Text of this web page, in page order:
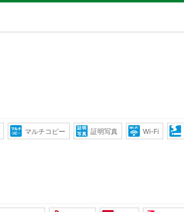
マルチコピー 証明写真 Wi-Fi